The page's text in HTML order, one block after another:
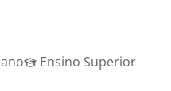
Ensino Superior